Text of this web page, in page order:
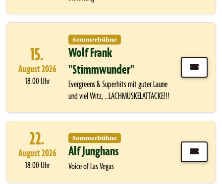
15.
August 2026
18.00 Uhr
Sommerbühne
Wolf Frank
"Stimmwunder"
Evergreens & Superhits mit guter Laune
und viel Witz, …LACHMUSKELATTACKE!!!
22.
August 2026
18.00 Uhr
Sommerbühne
Alf Junghans
Voice of Las Vegas